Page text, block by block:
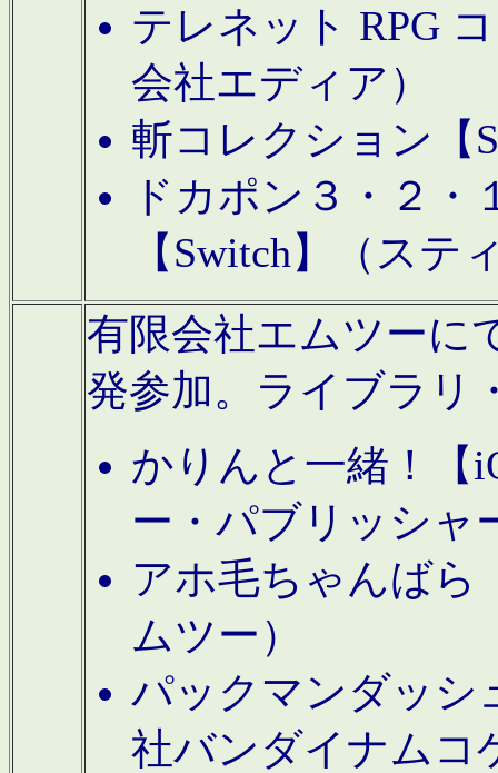
テレネット RPG
会社エディア）
斬コレクション【
ドカポン３・２
【Switch】（ステ
有限会社エムツーに
発参加。ライブラリ
かりんと一緒！【
ー・パブリッシャ
アホ毛ちゃんばら
ムツー）
パックマンダッシ
社バンダイナムコ